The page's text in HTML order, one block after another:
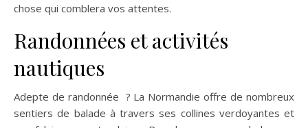
chose qui comblera vos attentes.
Randonnées et activités
nautiques
Adepte de randonnée ? La Normandie offre de nombreux
sentiers de balade à travers ses collines verdoyantes et